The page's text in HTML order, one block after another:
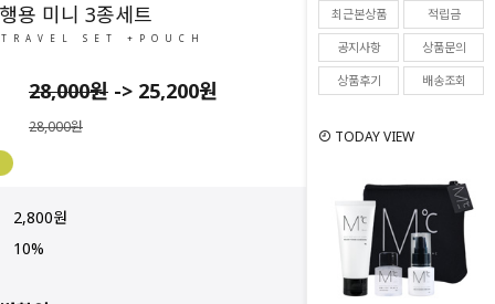
최근본상품
적립금
공지사항
상품문의
상품후기
배송조회
TODAY VIEW
용 미니 3종세트
SET +POUCH
28,000원 -> 25,200원
28,000원
2,800원
10%